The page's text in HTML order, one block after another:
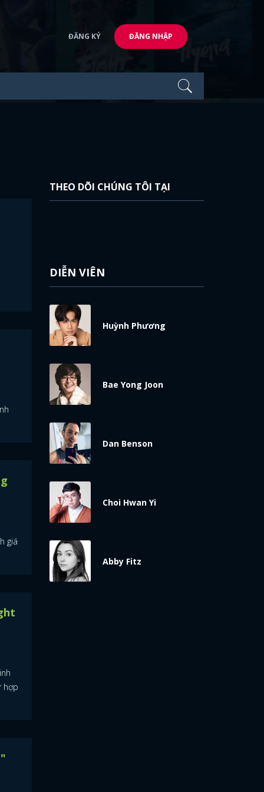
ĐĂNG KÝ ĐĂNG NHẬP
giá
hợp
THEO DÕI CHÚNG TÔI TẠI
DIỄN VIÊN
Huỳnh Phương
Bae Yong Joon
Dan Benson
Choi Hwan Yi
Abby Fitz